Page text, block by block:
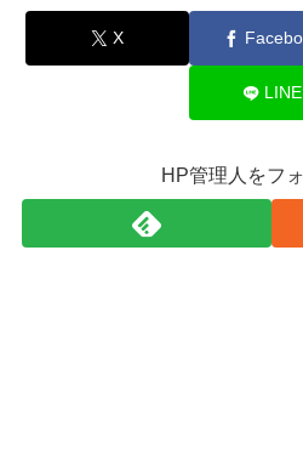
X
LINE
HP管理人をフ